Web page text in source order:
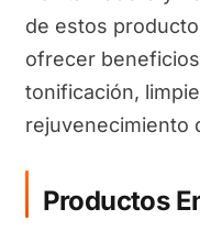
de estos
ofrecer
tonificación,
rejuvenecimiento
Productos